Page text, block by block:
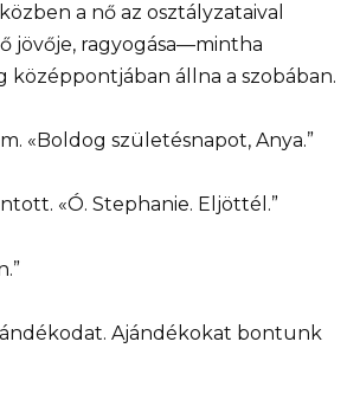
a nő az osztályzataival
jövője, ragyogása—mintha
középpontjában állna a szobában.
«Boldog születésnapot, Anya.”
«Ó. Stephanie. Eljöttél.”
Ajándékokat bontunk